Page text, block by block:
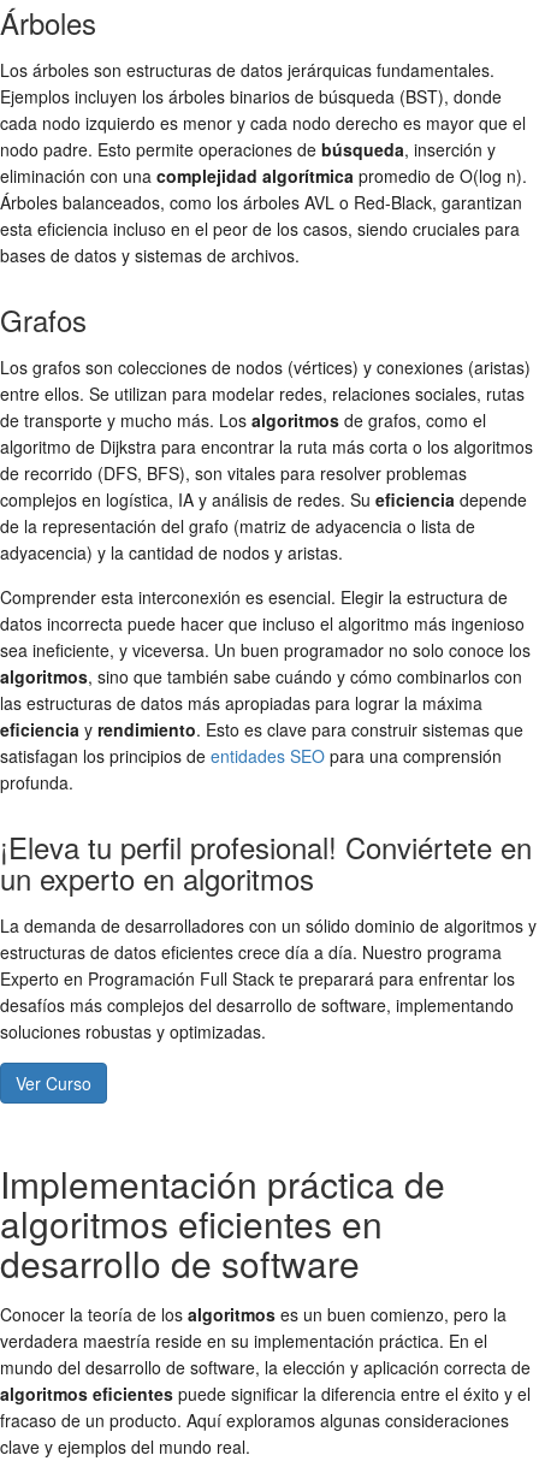
Árboles
Los árboles son estructuras de datos jerárquicas fundamentales.
Ejemplos incluyen los árboles binarios de búsqueda (BST), donde
cada nodo izquierdo es menor y cada nodo derecho es mayor que el
nodo padre. Esto permite operaciones de búsqueda, inserción y
eliminación con una complejidad algorítmica promedio de O(log n).
Árboles balanceados, como los árboles AVL o Red-Black, garantizan
esta eficiencia incluso en el peor de los casos, siendo cruciales para
bases de datos y sistemas de archivos.
Grafos
Los grafos son colecciones de nodos (vértices) y conexiones (aristas)
entre ellos. Se utilizan para modelar redes, relaciones sociales, rutas
de transporte y mucho más. Los algoritmos de grafos, como el
algoritmo de Dijkstra para encontrar la ruta más corta o los algoritmos
de recorrido (DFS, BFS), son vitales para resolver problemas
complejos en logística, IA y análisis de redes. Su eficiencia depende
de la representación del grafo (matriz de adyacencia o lista de
adyacencia) y la cantidad de nodos y aristas.
Comprender esta interconexión es esencial. Elegir la estructura de
datos incorrecta puede hacer que incluso el algoritmo más ingenioso
sea ineficiente, y viceversa. Un buen programador no solo conoce los
algoritmos, sino que también sabe cuándo y cómo combinarlos con
las estructuras de datos más apropiadas para lograr la máxima
eficiencia y rendimiento. Esto es clave para construir sistemas que
satisfagan los principios de entidades SEO para una comprensión
profunda.
¡Eleva tu perfil profesional! Conviértete en
un experto en algoritmos
La demanda de desarrolladores con un sólido dominio de algoritmos y
estructuras de datos eficientes crece día a día. Nuestro programa
Experto en Programación Full Stack te preparará para enfrentar los
desafíos más complejos del desarrollo de software, implementando
soluciones robustas y optimizadas.
Ver Curso
Implementación práctica de
algoritmos eficientes en
desarrollo de software
Conocer la teoría de los algoritmos es un buen comienzo, pero la
verdadera maestría reside en su implementación práctica. En el
mundo del desarrollo de software, la elección y aplicación correcta de
algoritmos eficientes puede significar la diferencia entre el éxito y el
fracaso de un producto. Aquí exploramos algunas consideraciones
clave y ejemplos del mundo real.